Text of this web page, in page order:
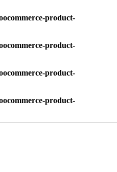
product-
product-
product-
product-